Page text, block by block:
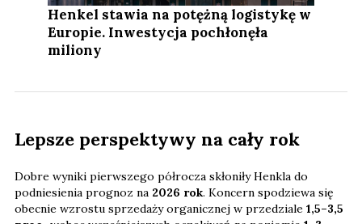
Henkel stawia na potężną logistykę w
Europie. Inwestycja pochłonęła
miliony
Lepsze perspektywy na cały rok
Dobre wyniki pierwszego półrocza skłoniły Henkla do
podniesienia prognoz na 2026 rok. Koncern spodziewa się
obecnie wzrostu sprzedaży organicznej w przedziale 1,5–3,5